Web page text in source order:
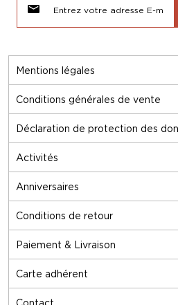
Mentions légales
Conditions générales de vente
Déclaration de protection des
Activités
Anniversaires
Conditions de retour
Paiement & Livraison
Carte adhérent
Contact